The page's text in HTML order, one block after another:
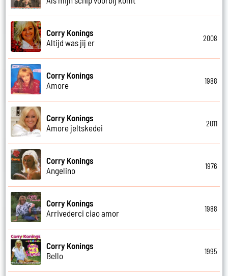
Corry Konings
Altijd was jij er
2008
Corry Konings
Amore
1988
Corry Konings
Amore jeltskedei
2011
Corry Konings
Angelino
1976
Corry Konings
Arrivederci ciao amor
1988
Corry Konings
Bello
1995